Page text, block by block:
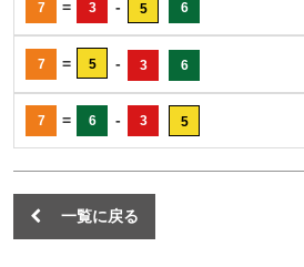
7 = 3 - 5 6
7 = 5 - 3 6
7 = 6 - 3 5
一覧に戻る